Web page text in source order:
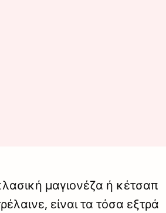
μαγιονέζα ή κέτσαπ
είναι τα τόσα εξτρά